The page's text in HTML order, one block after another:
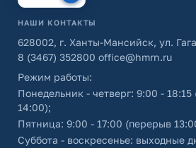
НАШИ КОНТАКТЫ
628002, г. Ханты-Мансийск, ул.
8 (3467) 352800 office@hmrn.ru
Режим работы:
Понедельник - четверг: 9:00 -
14:00);
Пятница: 9:00 - 17:00 (перерыв
Суббота - воскресенье: выходные